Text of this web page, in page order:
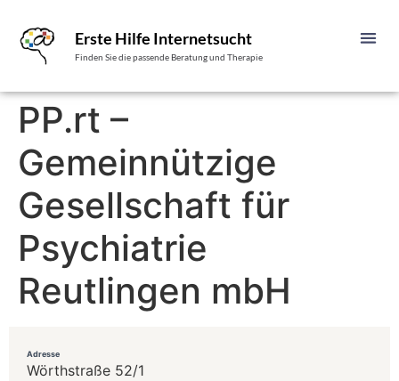
Erste Hilfe Internetsucht
Finden Sie die passende Beratung und Therapie
PP.rt –
Gemeinnützige
Gesellschaft für
Psychiatrie
Reutlingen mbH
Adresse
Wörthstraße 52/1